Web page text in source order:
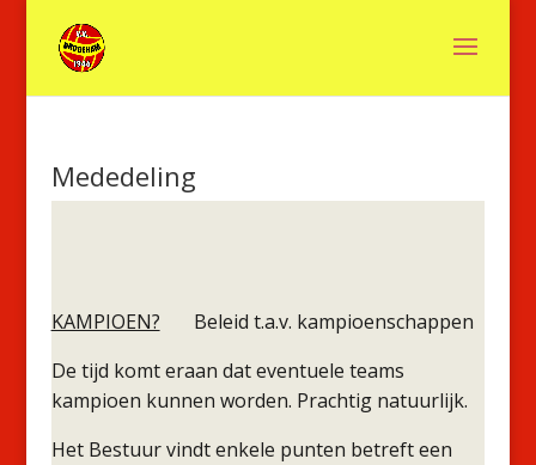
Mededeling
KAMPIOEN? Beleid t.a.v. kampioenschappen
De tijd komt eraan dat eventuele teams
kampioen kunnen worden. Prachtig natuurlijk.
Het Bestuur vindt enkele punten betreft een